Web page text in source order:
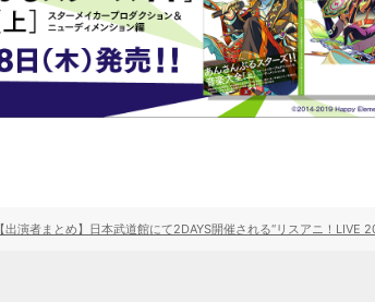
【出演者まとめ】日本武道館にて2DAYS開催される“リスアニ！LIVE